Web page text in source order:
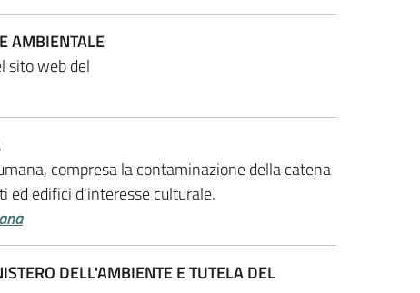
AMBIENTALE
sito web del
compresa la contaminazione della catena
ed edifici d'interesse culturale.
DELL'AMBIENTE E TUTELA DEL